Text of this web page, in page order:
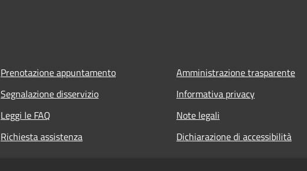
Prenotazione appuntamento
Segnalazione disservizio
Leggi le FAQ
Richiesta assistenza
Amministrazione trasparente
Informativa privacy
Note legali
Dichiarazione di accessibilità